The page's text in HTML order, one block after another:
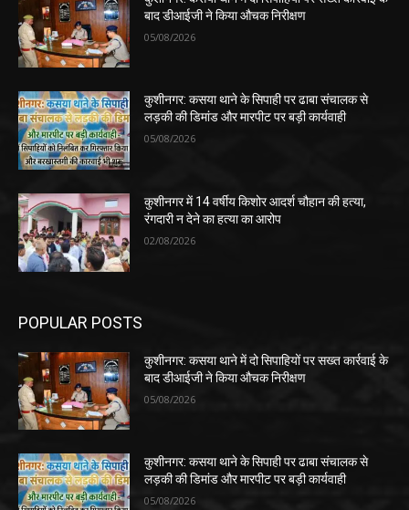
बाद डीआईजी ने किया औचक निरीक्षण
05/08/2026
कुशीनगर: कसया थाने के सिपाही पर ढाबा संचालक से
लड़की की डिमांड और मारपीट पर बड़ी कार्यवाही
05/08/2026
कुशीनगर में 14 वर्षीय किशोर आदर्श चौहान की हत्या,
रंगदारी न देने का हत्या का आरोप
02/08/2026
POPULAR POSTS
कुशीनगर: कसया थाने में दो सिपाहियों पर सख्त कार्रवाई के
बाद डीआईजी ने किया औचक निरीक्षण
05/08/2026
कुशीनगर: कसया थाने के सिपाही पर ढाबा संचालक से
लड़की की डिमांड और मारपीट पर बड़ी कार्यवाही
05/08/2026